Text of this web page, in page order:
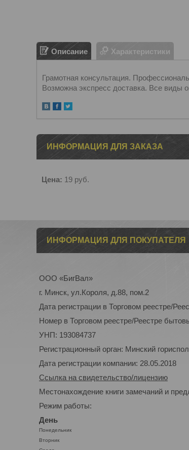
Описание Характеристики
Грамотная консультация.
Возможна экспресс доставка. Все виды
ИНФОРМАЦИЯ ДЛЯ ЗАКАЗА
Цена: 19 руб.
ИНФОРМАЦИЯ ДЛЯ ПОКУПАТЕЛЯ
ООО «БигВал»
г. Минск, ул.Короля, д.88, пом.2
Дата регистрации в Торговом реестре/
Номер в Торговом реестре/Реестре
УНП: 193084737
Регистрационный орган: Минский
Дата регистрации компании: 28.05.2018
Ссылка на свидетельство/лицензию
Местонахождение книги замечаний и
Режим работы:
День
Понедельник
Вторник